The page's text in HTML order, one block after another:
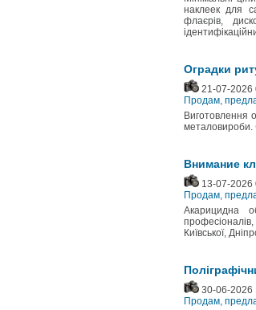
наклеек для
флаєрів,
Оградки
21-07-2026
Продам,
Виготовлення
металовироби.
Внимание
13-07-2026
Продам,
Акарицидна
Київської,
30-06-2026
Продам,